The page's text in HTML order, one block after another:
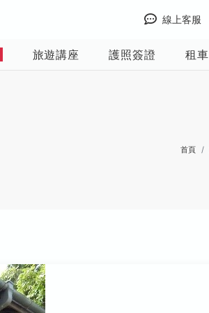
線上客服
旅遊講座 護照簽證 租車
首頁